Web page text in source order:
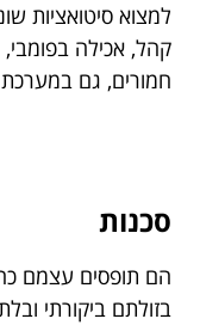
למצוא סיטואציות
קהל, אכילה בפומבי,
חמורים, גם במערכת
סכנות
הם תופסים עצמם
בזולתם ביקורתי